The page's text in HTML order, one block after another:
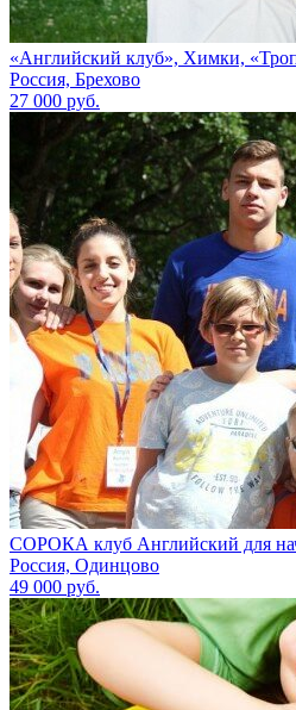
«Английский клуб», Химки,
Россия, Брехово
27 000 руб.
СОРОКА клуб Английский для
Россия, Одинцово
49 000 руб.